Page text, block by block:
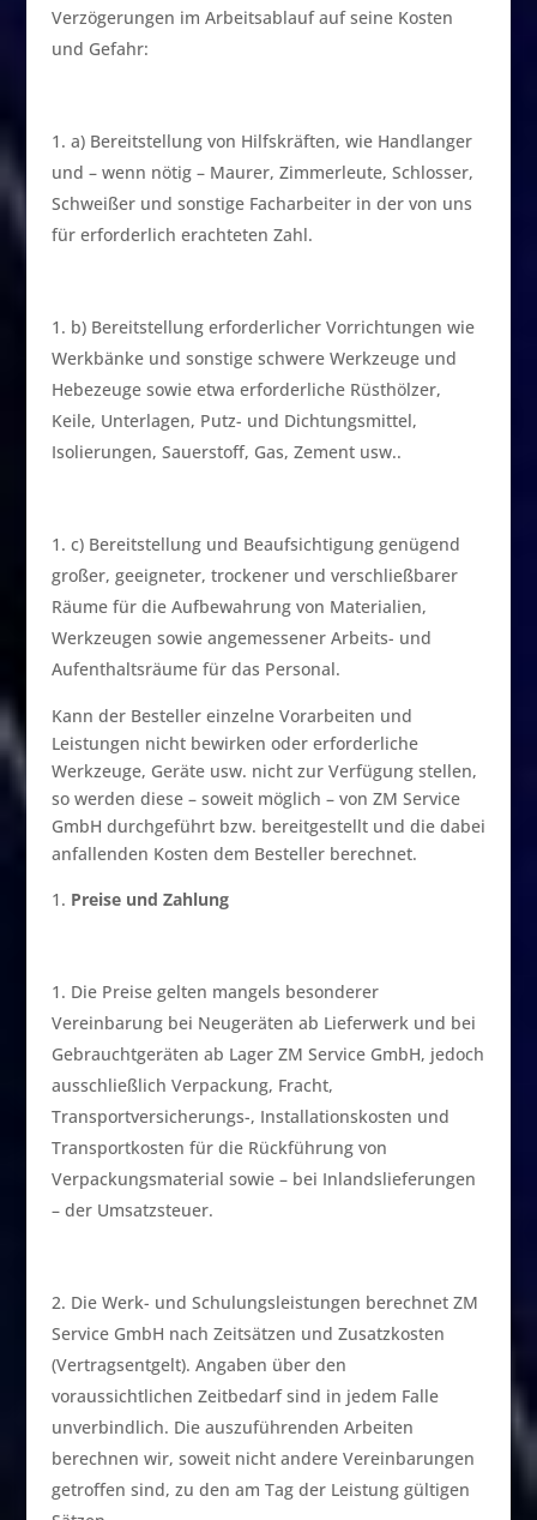
Verzögerungen im Arbeitsablauf auf seine Kosten
und Gefahr:
a) Bereitstellung von Hilfskräften, wie Handlanger
und – wenn nötig – Maurer, Zimmerleute, Schlosser,
Schweißer und sonstige Facharbeiter in der von uns
für erforderlich erachteten Zahl.
b) Bereitstellung erforderlicher Vorrichtungen wie
Werkbänke und sonstige schwere Werkzeuge und
Hebezeuge sowie etwa erforderliche Rüsthölzer,
Keile, Unterlagen, Putz- und Dichtungsmittel,
Isolierungen, Sauerstoff, Gas, Zement usw..
c) Bereitstellung und Beaufsichtigung genügend
großer, geeigneter, trockener und verschließbarer
Räume für die Aufbewahrung von Materialien,
Werkzeugen sowie angemessener Arbeits- und
Aufenthaltsräume für das Personal.
Kann der Besteller einzelne Vorarbeiten und
Leistungen nicht bewirken oder erforderliche
Werkzeuge, Geräte usw. nicht zur Verfügung stellen,
so werden diese – soweit möglich – von ZM Service
GmbH durchgeführt bzw. bereitgestellt und die dabei
anfallenden Kosten dem Besteller berechnet.
Preise und Zahlung
Die Preise gelten mangels besonderer
Vereinbarung bei Neugeräten ab Lieferwerk und bei
Gebrauchtgeräten ab Lager ZM Service GmbH, jedoch
ausschließlich Verpackung, Fracht,
Transportversicherungs-, Installationskosten und
Transportkosten für die Rückführung von
Verpackungsmaterial sowie – bei Inlandslieferungen
– der Umsatzsteuer.
Die Werk- und Schulungsleistungen berechnet ZM
Service GmbH nach Zeitsätzen und Zusatzkosten
(Vertragsentgelt). Angaben über den
voraussichtlichen Zeitbedarf sind in jedem Falle
unverbindlich. Die auszuführenden Arbeiten
berechnen wir, soweit nicht andere Vereinbarungen
getroffen sind, zu den am Tag der Leistung gültigen